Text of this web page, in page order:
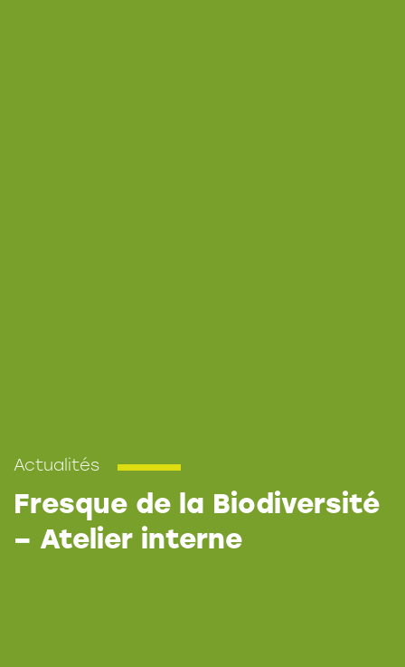
Actualités
Fresque de la Biodiversité
– Atelier interne